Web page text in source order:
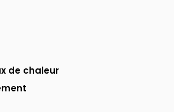
de chaleur